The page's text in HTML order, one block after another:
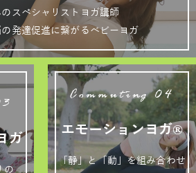
スペシャリストヨガ講師
発達促進に繋がるベビーヨガ
ガ
の
Commuting 04
エモーションヨガ®
「静」と「動」を組み合わせ